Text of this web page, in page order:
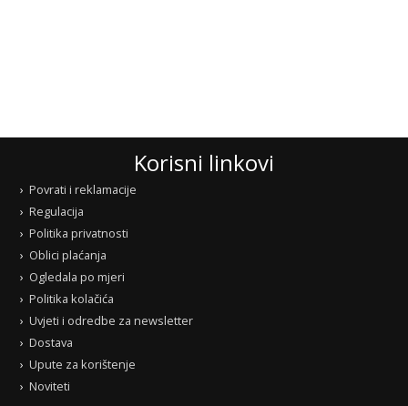
Korisni linkovi
Povrati i reklamacije
Regulacija
Politika privatnosti
Oblici plaćanja
Ogledala po mjeri
Politika kolačića
Uvjeti i odredbe za newsletter
Dostava
Upute za korištenje
Noviteti